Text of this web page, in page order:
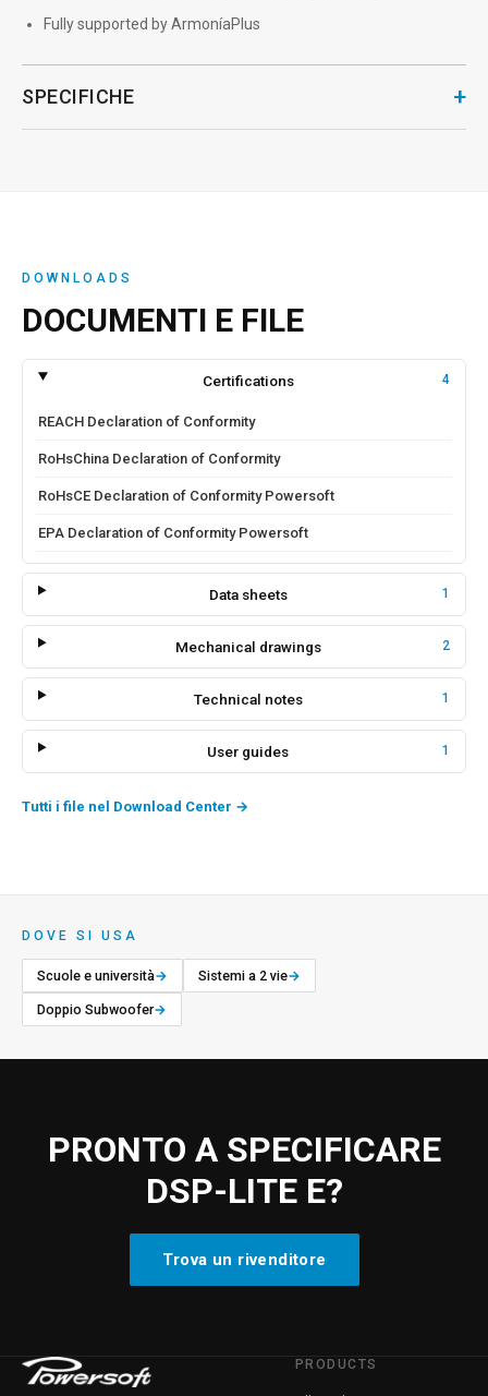
Fully supported by ArmoníaPlus
SPECIFICHE +
DOWNLOADS
DOCUMENTI E FILE
Certifications 4
REACH Declaration of Conformity
RoHsChina Declaration of Conformity
RoHsCE Declaration of Conformity Powersoft
EPA Declaration of Conformity Powersoft
Data sheets 1
Mechanical drawings 2
Technical notes 1
User guides 1
Tutti i file nel Download Center →
DOVE SI USA
Scuole e università→ Sistemi a 2 vie→
Doppio Subwoofer→
PRONTO A SPECIFICARE
DSP-LITE E?
Trova un rivenditore
PRODUCTS